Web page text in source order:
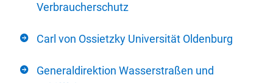
Verbraucherschutz
Carl von Ossietzky Universität Oldenburg
Generaldirektion Wasserstraßen und